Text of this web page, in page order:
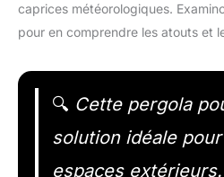
caprices météorologiques.
pour en comprendre les atouts et
🔍 Cette pergola
solution idéale
espaces extérieurs.